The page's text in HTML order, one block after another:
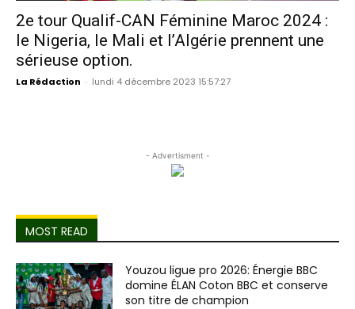
2e tour Qualif-CAN Féminine Maroc 2024 :
le Nigeria, le Mali et l’Algérie prennent une
sérieuse option.
La Rédaction - lundi 4 décembre 2023 15:57:27
- Advertisment -
MOST READ
Youzou ligue pro 2026: Énergie BBC
domine ÉLAN Coton BBC et conserve
son titre de champion